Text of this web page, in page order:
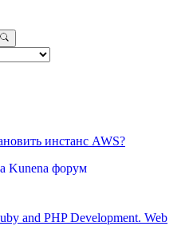
инстанс AWS?
Kunena форум
and PHP Development. Web